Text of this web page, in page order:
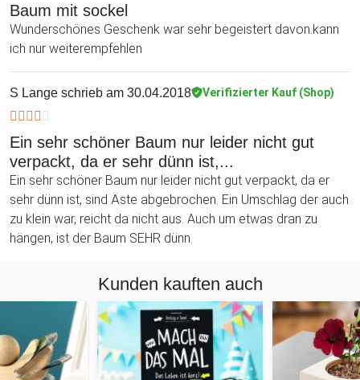
Baum mit sockel
Wunderschönes Geschenk war sehr begeistert davon.kann
ich nur weiterempfehlen
S Lange schrieb am 30.04.2018 Verifizierter Kauf (Shop)
Ein sehr schöner Baum nur leider nicht gut
verpackt, da er sehr dünn ist,...
Ein sehr schöner Baum nur leider nicht gut verpackt, da er
sehr dünn ist, sind Äste abgebrochen. Ein Umschlag der auch
zu klein war, reicht da nicht aus. Auch um etwas dran zu
hängen, ist der Baum SEHR dünn.
Kunden kauften auch